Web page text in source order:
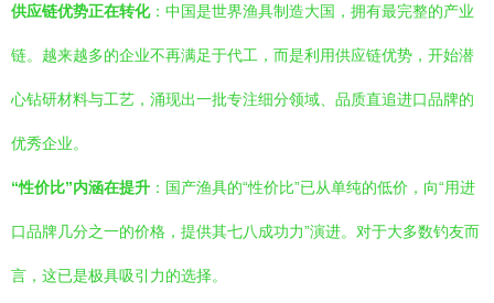
供应链优势正在转化：中国是世界渔具制造大国，拥有最完整的产业
链。越来越多的企业不再满足于代工，而是利用供应链优势，开始潜
心钻研材料与工艺，涌现出一批专注细分领域、品质直追进口品牌的
优秀企业。
“性价比”内涵在提升 ：国产渔具的“性价比”已从单纯的低价，向“用进
口品牌几分之一的价格，提供其七八成功力”演进。对于大多数钓友而
言，这已是极具吸引力的选择。